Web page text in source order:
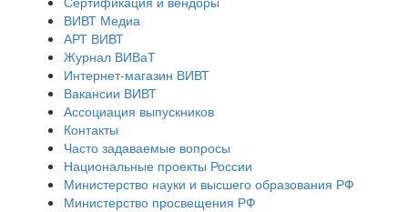
ВИВТ Медиа
АРТ ВИВТ
Журнал ВИВаТ
Интернет-магазин ВИВТ
Вакансии ВИВТ
Ассоциация выпускников
Контакты
Часто задаваемые вопросы
Национальные проекты России
Министерство науки и высшего образования РФ
Министерство просвещения РФ